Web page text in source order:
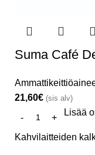
Suma Café
21,60€ (sis alv)
Lisää
Kahvilaitteiden